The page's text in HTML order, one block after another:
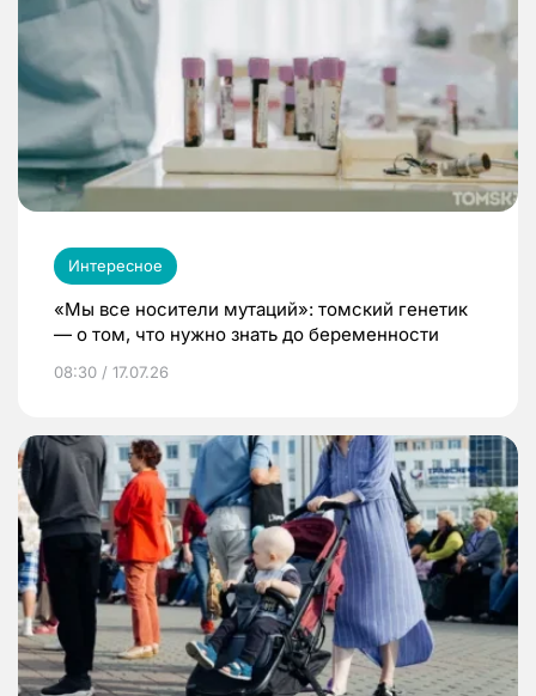
Интересное
«Мы все носители мутаций»: томский генетик
— о том, что нужно знать до беременности
08:30 / 17.07.26